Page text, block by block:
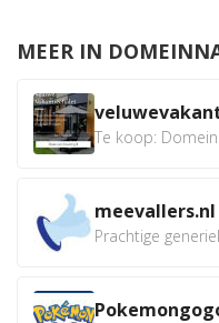
MEER IN
meevallers.nl